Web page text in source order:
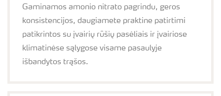
Gaminamos amonio nitrato pagrindu, geros
konsistencijos, daugiamete praktine patirtimi
patikrintos su įvairių rūšių pasėliais ir įvairiose
klimatinėse sąlygose visame pasaulyje
išbandytos trąšos.